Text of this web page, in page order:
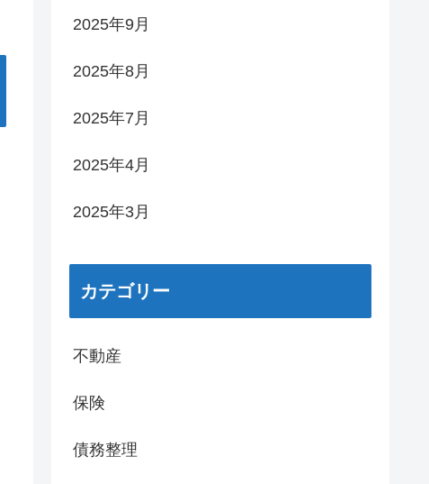
2025年9月
2025年8月
2025年7月
2025年4月
2025年3月
カテゴリー
不動産
保険
債務整理